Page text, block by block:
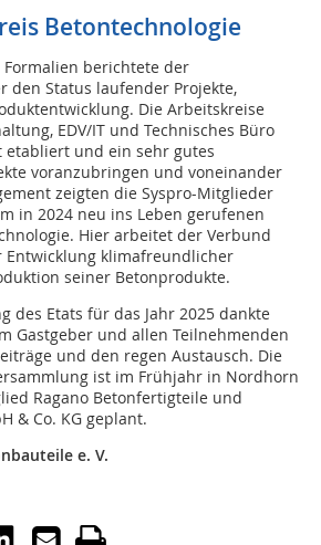
Betontechnologie
berichtete der
den Status laufender Projekte,
Die Arbeitskreise
EDV/IT und Technisches Büro
etabliert und ein sehr gutes
voranzubringen und voneinander
zeigten die Syspro-Mitglieder
in 2024 neu ins Leben gerufenen
Hier arbeitet der Verbund
Entwicklung klimafreundlicher
seiner Betonprodukte.
des Etats für das Jahr 2025 dankte
Gastgeber und allen Teilnehmenden
und den regen Austausch. Die
ist im Frühjahr in Nordhorn
Ragano Betonfertigteile und
& Co. KG geplant.
e. V.